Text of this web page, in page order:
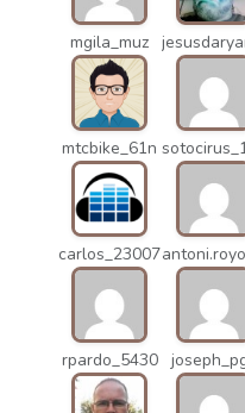
mgila_muz
mtcbike_61n
carlos_23007
rpardo_5430